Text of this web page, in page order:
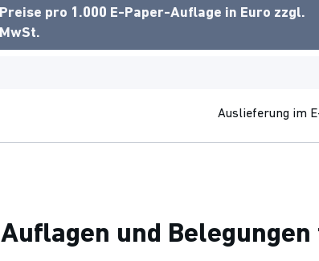
Preise pro 1.000 E-Paper-Auflage in Euro zzgl.
MwSt.
Auslieferung im
Auflagen und